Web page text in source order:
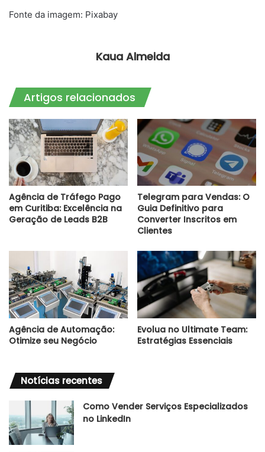
Fonte da imagem: Pixabay
Kaua Almeida
Artigos relacionados
Agência de Tráfego Pago
em Curitiba: Excelência na
Geração de Leads B2B
Telegram para Vendas: O
Guia Definitivo para
Converter Inscritos em
Clientes
Agência de Automação:
Otimize seu Negócio
Evolua no Ultimate Team:
Estratégias Essenciais
Notícias recentes
Como Vender Serviços Especializados
no LinkedIn